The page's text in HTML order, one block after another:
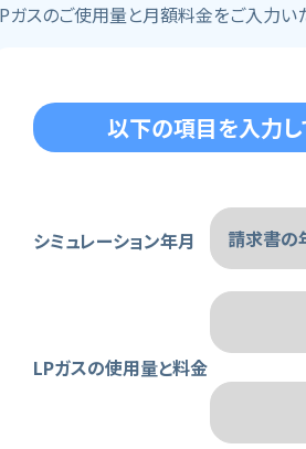
ガスのご使用量と月額料金をご入力い
以下の項目を入力し
シミュレーション年月
LPガスの使用量と料金